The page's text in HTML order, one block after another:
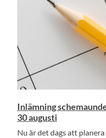
Inlämning
30 augusti
Nu är det dags att